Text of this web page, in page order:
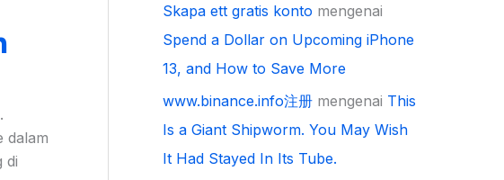
dalam
di
Skapa ett gratis konto mengenai
Spend a Dollar on Upcoming iPhone
13, and How to Save More
www.binance.info注册 mengenai This
Is a Giant Shipworm. You May Wish
It Had Stayed In Its Tube.